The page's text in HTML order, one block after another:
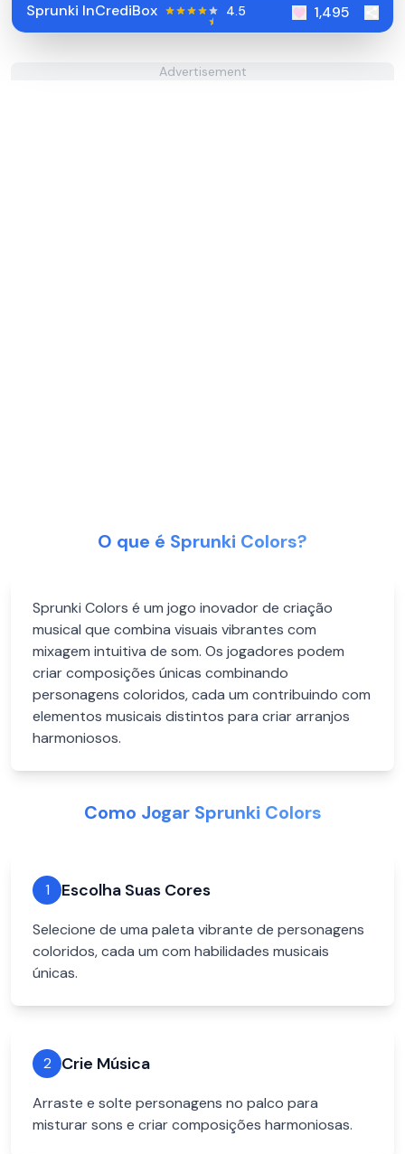
Sprunki InCrediBox 4.5 1,495
Advertisement
O que é Sprunki Colors?
Sprunki Colors é um jogo inovador de criação
musical que combina visuais vibrantes com
mixagem intuitiva de som. Os jogadores podem
criar composições únicas combinando
personagens coloridos, cada um contribuindo com
elementos musicais distintos para criar arranjos
harmoniosos.
Como Jogar Sprunki Colors
1 Escolha Suas Cores
Selecione de uma paleta vibrante de personagens
coloridos, cada um com habilidades musicais
únicas.
2 Crie Música
Arraste e solte personagens no palco para
misturar sons e criar composições harmoniosas.